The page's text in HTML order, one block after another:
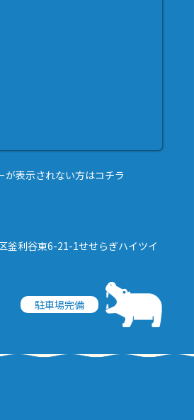
表示されない方はコチラ
釜利谷東6-21-1せせらぎハイツイ
駐車場完備